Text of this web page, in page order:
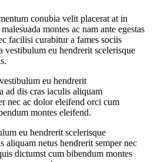
conubia velit placerat at in
montes ac nam ante egestas
facilisi curabitur a fames sociis
vestibulum eu hendrerit scelerisque
eu hendrerit
ad dis cras iaculis aliquam
nec ac dolor eleifend orci cum
montes eleifend.
eu hendrerit scelerisque
aliquam netus hendrerit semper nec
dictumst cum bibendum montes